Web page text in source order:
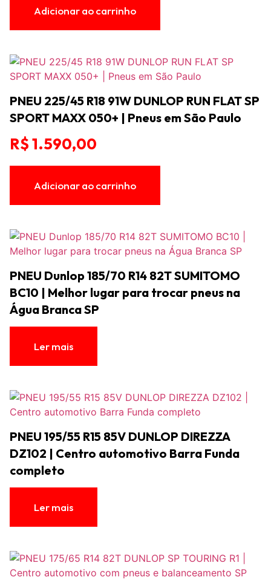
Adicionar ao carrinho
PNEU 225/45 R18 91W DUNLOP RUN FLAT SP
SPORT MAXX 050+ | Pneus em São Paulo
R$1.590,00
Adicionar ao carrinho
PNEU Dunlop 185/70 R14 82T SUMITOMO
BC10 | Melhor lugar para trocar pneus na
Água Branca SP
Ler mais
PNEU 195/55 R15 85V DUNLOP DIREZZA
DZ102 | Centro automotivo Barra Funda
completo
Ler mais